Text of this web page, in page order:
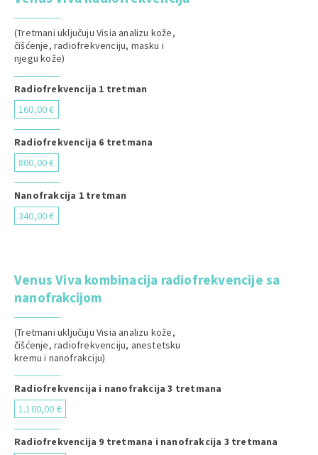
(Tretmani uključuju Visia analizu kože,
čišćenje, radiofrekvenciju, masku i
njegu kože)
Radiofrekvencija 1 tretman
160,00 €
Radiofrekvencija 6 tretmana
800,00 €
Nanofrakcija 1 tretman
340,00 €
Venus Viva kombinacija radiofrekvencije sa
nanofrakcijom
(Tretmani uključuju Visia analizu kože,
čišćenje, radiofrekvenciju, anestetsku
kremu i nanofrakciju)
Radiofrekvencija i nanofrakcija 3 tretmana
1.100,00 €
Radiofrekvencija 9 tretmana i nanofrakcija 3 tretmana